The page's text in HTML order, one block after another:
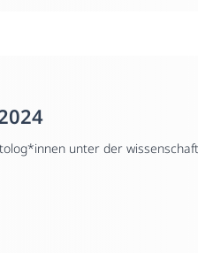
unter der
Ultraschalls für die